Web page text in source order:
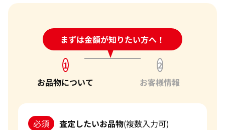
まずは金額が知りたい方へ！
24時間受付中!問い合わせフォーム
1
お品物について
2
お客様情報
必須 査定したいお品物(複数入力可)